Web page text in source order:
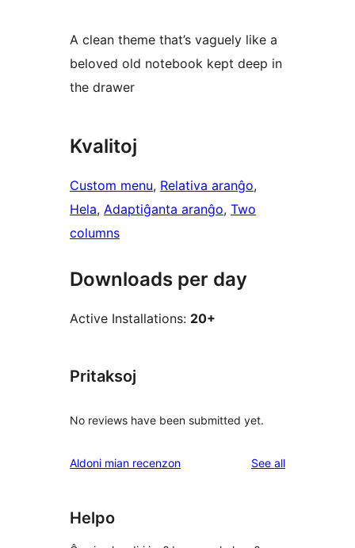
A clean theme that’s vaguely like a
beloved old notebook kept deep in
the drawer
Kvalitoj
Custom menu, Relativa aranĝo
Hela, Adaptiĝanta aranĝo, Two
columns
Downloads per day
Active Installations: 20+
Pritaksoj
No reviews have been submitted yet.
Aldoni mian recenzon See allreviews
Helpo